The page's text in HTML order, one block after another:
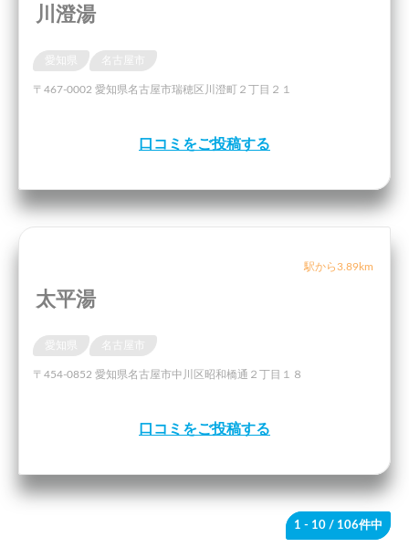
川澄湯
名古屋市
〒467-0002 愛知県名古屋市瑞穂区川澄町２丁目２１
口コミをご投稿する
駅から3.89km
太平湯
名古屋市
〒454-0852 愛知県名古屋市中川区昭和橋通２丁目１８
口コミをご投稿する
1 - 10 / 106件中